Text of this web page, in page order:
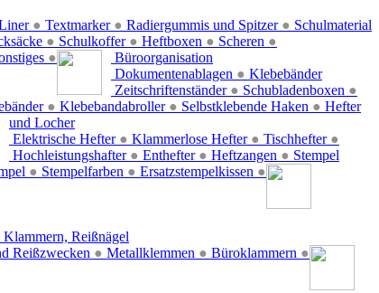
● Textmarker ● Radiergummis und Spitzer ● Schulmaterial
● Schulkoffer ● Heftboxen ● Scheren ●
●
Büroorganisation
Dokumentenablagen ●
Zeitschriftenständer ● Schubladenboxen ●
Klebebänder
● Klebebandabroller ● Selbstklebende Haken ● Hefter
und Locher
Elektrische Hefter ● Klammerlose Hefter ● Tischhefter ●
Hochleistungshafter ● Enthefter ● Heftzangen ● Stempel
● Stempelfarben ● Ersatzstempelkissen ●
Reißnägel
Reißzwecken ● Metallklemmen ● Büroklammern ●